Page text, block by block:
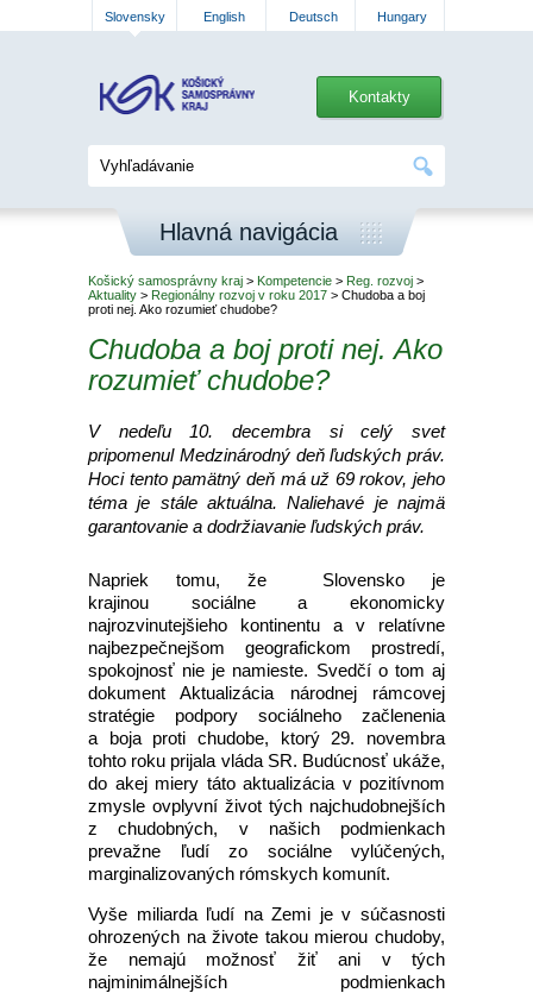
Slovensky English Deutsch Hungary
Kontakty
Hlavná navigácia
Košický samosprávny kraj > Kompetencie > Reg. rozvoj >
Aktuality > Regionálny rozvoj v roku 2017 > Chudoba a boj
proti nej. Ako rozumieť chudobe?
Chudoba a boj proti nej. Ako
rozumieť chudobe?
V nedeľu 10. decembra si celý svet
pripomenul Medzinárodný deň ľudských práv.
Hoci tento pamätný deň má už 69 rokov, jeho
téma je stále aktuálna. Naliehavé je najmä
garantovanie a dodržiavanie ľudských práv.
Napriek tomu, že Slovensko je
krajinou sociálne a ekonomicky
najrozvinutejšieho kontinentu a v relatívne
najbezpečnejšom geografickom prostredí,
spokojnosť nie je namieste. Svedčí o tom aj
dokument Aktualizácia národnej rámcovej
stratégie podpory sociálneho začlenenia
a boja proti chudobe, ktorý 29. novembra
tohto roku prijala vláda SR. Budúcnosť ukáže,
do akej miery táto aktualizácia v pozitívnom
zmysle ovplyvní život tých najchudobnejších
z chudobných, v našich podmienkach
prevažne ľudí zo sociálne vylúčených,
marginalizovaných rómskych komunít.
Vyše miliarda ľudí na Zemi je v súčasnosti
ohrozených na živote takou mierou chudoby,
že nemajú možnosť žiť ani v tých
najminimálnejších podmienkach